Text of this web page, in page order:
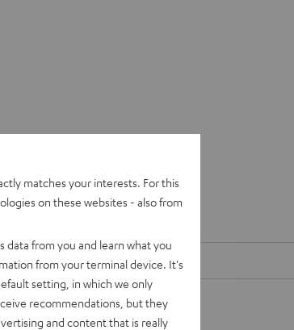
Akku
Fender x Teufel ROCKSTER NEO
matches your interests. For this
on these websites - also from
from you and learn what you
from your terminal device. It's
setting, in which we only
recommendations, but they
and content that is really